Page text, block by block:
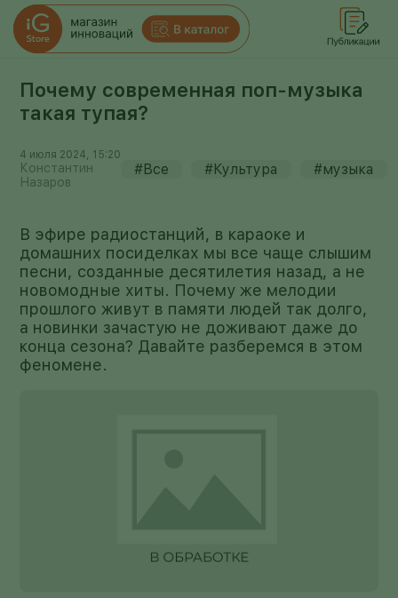
Почему современная поп-музыка
такая тупая?
4 июля 2024, 15:20
Константин
Назаров
#Все #Культура #музыка
В эфире радиостанций, в караоке и
домашних посиделках мы все чаще слышим
песни, созданные десятилетия назад, а не
новомодные хиты. Почему же мелодии
прошлого живут в памяти людей так долго,
а новинки зачастую не доживают даже до
конца сезона? Давайте разберемся в этом
феномене.